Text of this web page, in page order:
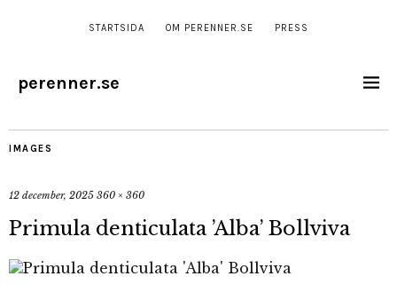
STARTSIDA OM PERENNER.SE PRESS
perenner.se
IMAGES
12 december, 2025 360 × 360
Primula denticulata ’Alba’ Bollviva